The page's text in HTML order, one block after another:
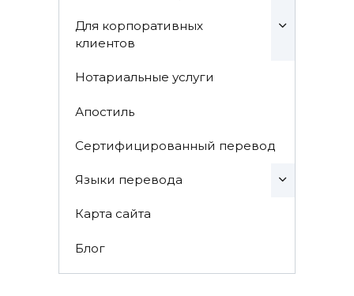
Для корпоративных
клиентов
Нотариальные услуги
Апостиль
Сертифицированный перевод
Языки перевода
Карта сайта
Блог